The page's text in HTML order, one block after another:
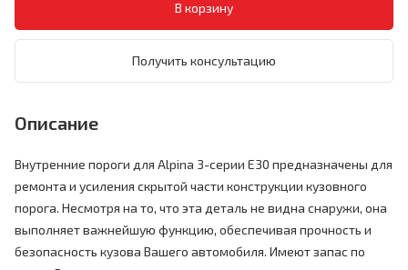
Получить консультацию
Описание
Внутренние пороги для Alpina 3-серии E30 предназначены для
ремонта и усиления скрытой части конструкции кузовного
порога. Несмотря на то, что эта деталь не видна снаружи, она
выполняет важнейшую функцию, обеспечивая прочность и
безопасность кузова Вашего автомобиля. Имеют запас по